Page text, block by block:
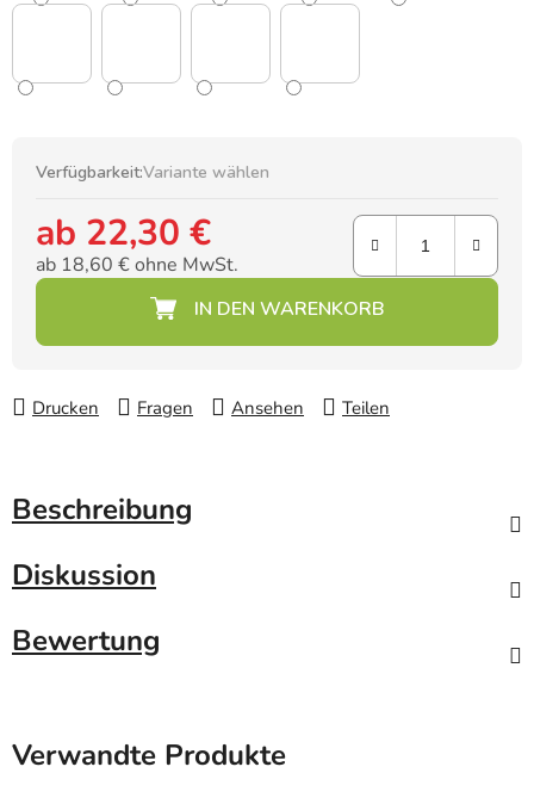
Verfügbarkeit:Variante wählen
ab 22,30 €
ab 18,60 €ohne MwSt.
Drucken Fragen Ansehen Teilen
Beschreibung
Diskussion
Bewertung
Verwandte Produkte